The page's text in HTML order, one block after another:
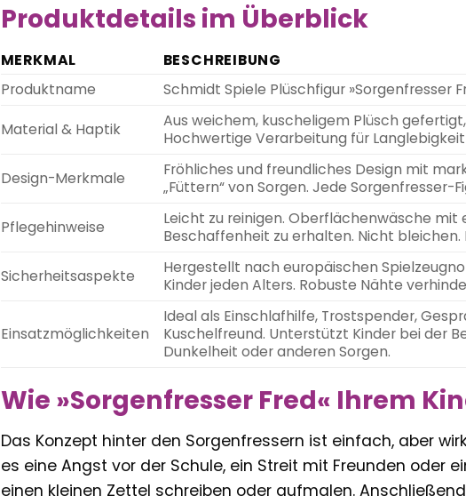
Produktdetails im Überblick
MERKMAL
BESCHREIBUNG
Produktname
Schmidt Spiele Plüschfigur »Sorgenfresser
Material & Haptik
Aus weichem, kuscheligem Plüsch
Hochwertige Verarbeitung für
Design-Merkmale
Fröhliches und freundliches Design mit
„Füttern“ von Sorgen. Jede Sorgenfresser-
Pflegehinweise
Leicht zu reinigen. Oberflächenwäsche
Beschaffenheit zu erhalten. Nicht
Sicherheitsaspekte
Hergestellt nach europäischen
Kinder jeden Alters. Robuste Nähte
Einsatzmöglichkeiten
Ideal als Einschlafhilfe, Trostspender,
Kuschelfreund. Unterstützt Kinder bei der
Dunkelheit oder anderen Sorgen.
Wie »Sorgenfresser Fred« Ihrem
Das Konzept hinter den Sorgenfressern ist einfach, aber
es eine Angst vor der Schule, ein Streit mit Freunden oder
einen kleinen Zettel schreiben oder aufmalen.